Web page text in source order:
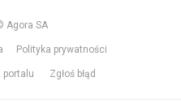
Agora SA
Polityka prywatności
portalu Zgłoś błąd